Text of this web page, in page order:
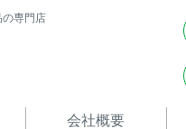
の専門店
会社概要